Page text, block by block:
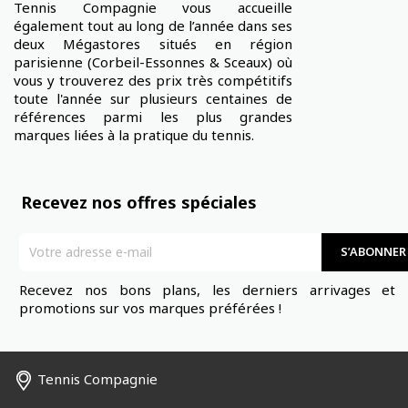
Tennis Compagnie vous accueille
également tout au long de l’année dans ses
deux Mégastores situés en région
parisienne (Corbeil-Essonnes & Sceaux) où
vous y trouverez des prix très compétitifs
toute l'année sur plusieurs centaines de
références parmi les plus grandes
marques liées à la pratique du tennis.
Recevez nos offres spéciales
Recevez nos bons plans, les derniers arrivages et
promotions sur vos marques préférées !
Tennis Compagnie